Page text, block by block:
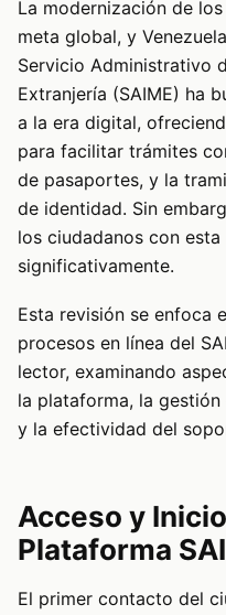
La modernización de
meta global, y
Servicio Administrativo
Extranjería (SAIME) ha
a la era digital,
para facilitar trámites
de pasaportes, y la
de identidad. Sin
los ciudadanos con
significativamente.
Esta revisión se enfoca
procesos en línea del
lector, examinando
la plataforma, la
y la efectividad del
Acceso y
Plataforma
El primer contacto del